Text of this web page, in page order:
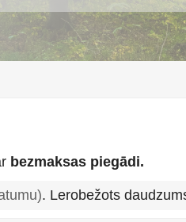
bezmaksas piegādi.
. Lerobežots